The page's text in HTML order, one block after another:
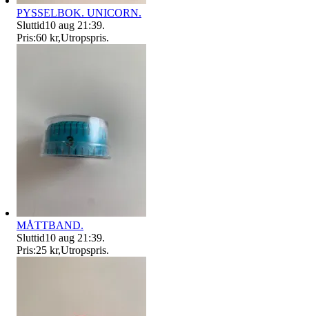
PYSSELBOK. UNICORN.
Sluttid10 aug 21:39.
Pris:60 kr,Utropspris.
MÅTTBAND.
Sluttid10 aug 21:39.
Pris:25 kr,Utropspris.